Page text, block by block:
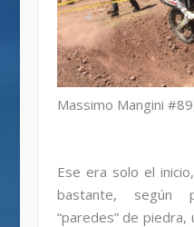
Massimo Mangini
Ese era solo el
bastante, según
“paredes” de